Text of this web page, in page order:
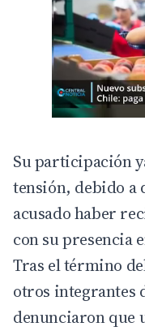
Su participación
tensión, debido a
acusado haber
con su presencia
Tras el término
otros integrantes
denunciaron que